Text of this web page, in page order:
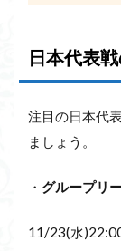
日本代表
注目の日本代
ましょう。
・ グループリ
11/23(水